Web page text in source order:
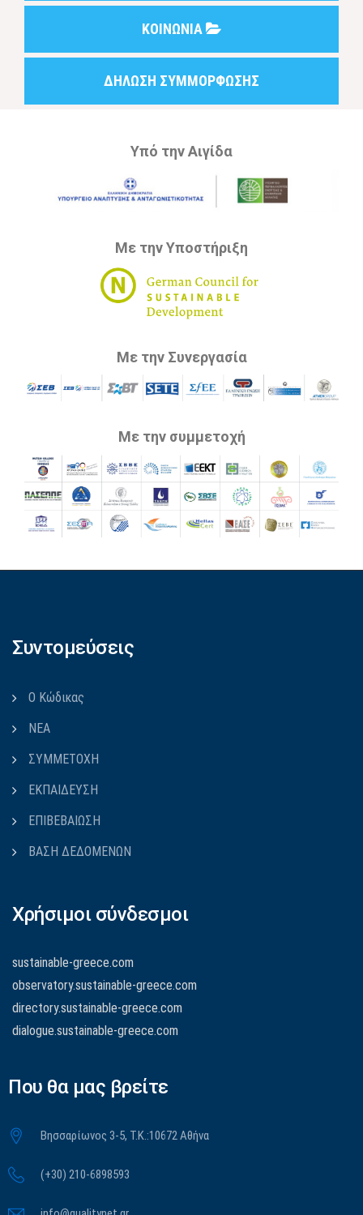
ΚΟΙΝΩΝΙΑ
ΔΗΛΩΣΗ ΣΥΜΜΟΡΦΩΣΗΣ
Υπό την Αιγίδα
Με την Υποστήριξη
Με την Συνεργασία
Με την συμμετοχή
Συντομεύσεις
Ο Κώδικας
ΝΕΑ
ΣΥΜΜΕΤΟΧΗ
ΕΚΠΑΙΔΕΥΣΗ
ΕΠΙΒΕΒΑΙΩΣΗ
ΒΑΣΗ ΔΕΔΟΜΕΝΩΝ
Χρήσιμοι σύνδεσμοι
sustainable-greece.com
observatory.sustainable-greece.com
directory.sustainable-greece.com
dialogue.sustainable-greece.com
Που θα μας βρείτε
Βησσαρίωνος 3-5, Τ.Κ.:10672 Αθήνα
(+30) 210-6898593